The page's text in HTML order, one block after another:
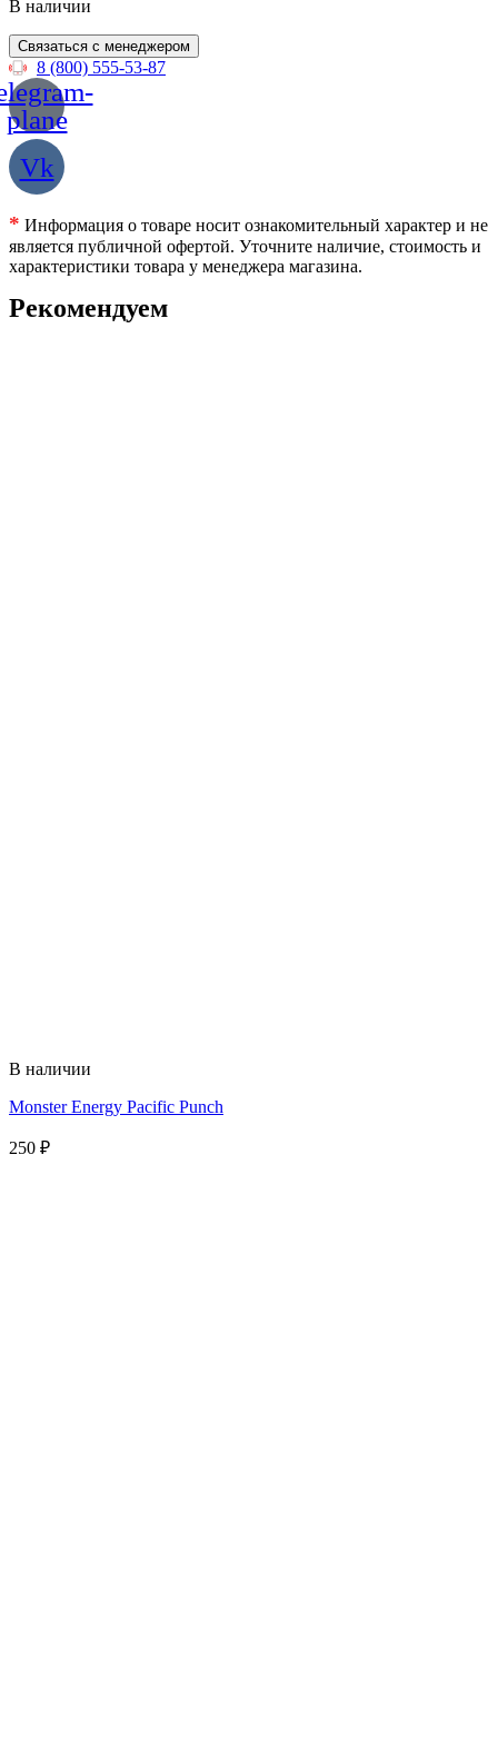
В наличии
Связаться с менеджером
8 (800) 555-53-87
plane
Vk
* Информация о товаре носит ознакомительный характер и не
является публичной офертой. Уточните наличие, стоимость и
характеристики товара у менеджера магазина.
Рекомендуем
В наличии
Monster Energy Pacific Punch
250 ₽